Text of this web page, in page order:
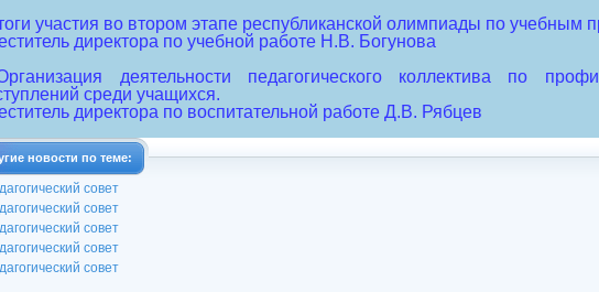
участия во втором этапе республиканской олимпиады по учебным
директора по учебной работе Н.В. Богунова
деятельности педагогического коллектива по
среди учащихся.
директора по воспитательной работе Д.В. Рябцев
новости по теме:
совет
совет
совет
совет
совет